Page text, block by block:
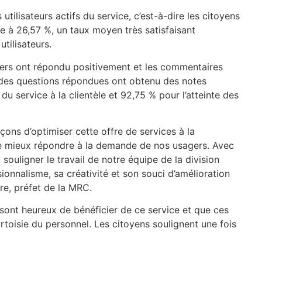
actifs du service, c’est-à-dire les citoyens
à 26,57 %, un taux moyen très satisfaisant
ont répondu positivement et les commentaires
questions répondues ont obtenu des notes
service à la clientèle et 92,75 % pour l’atteinte des
d’optimiser cette offre de services à la
répondre à la demande de nos usagers. Avec
le travail de notre équipe de la division
sa créativité et son souci d’amélioration
préfet de la MRC.
heureux de bénéficier de ce service et que ces
du personnel. Les citoyens soulignent une fois